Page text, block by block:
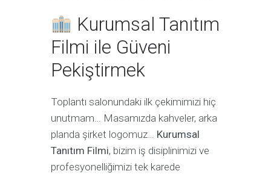
Kurumsal Tanıtım
Filmi ile Güveni
Pekiştirmek
Toplantı salonundaki ilk çekimimizi hiç
unutmam… Masamızda kahveler, arka
planda şirket logomuz… Kurumsal
Tanıtım Filmi, bizim iş disiplinimizi ve
profesyonelliğimizi tek karede